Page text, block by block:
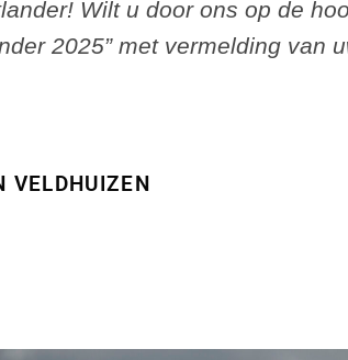
Wilt u door ons op de
2025” met vermelding van
VELDHUIZEN